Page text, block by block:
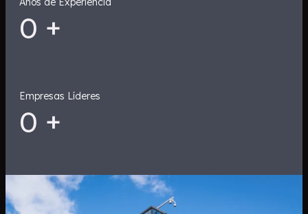
0 +
Empresas Líderes
0 +